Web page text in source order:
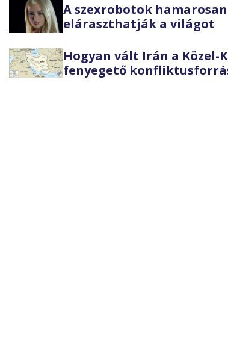
A szexrobotok hamarosan
eláraszthatják a világot
Hogyan vált Irán a Közel-
fenyegető